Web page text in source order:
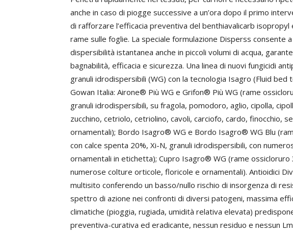
anche in caso di piogge successive a un’ora dopo il primo
di rafforzare l’efficacia preventiva del benthiavalicarb
rame sulle foglie. La speciale formulazione Disperss consente
dispersibilità istantanea anche in piccoli volumi di acqua,
bagnabilità, efficacia e sicurezza. Una linea di nuovi fungicidi
granuli idrodispersibili (WG) con la tecnologia Isagro (Fluid
Gowan Italia: Airone® Più WG e Grifon® Più WG (rame
granuli idrodispersibili, su fragola, pomodoro, aglio, cipolla,
zucchino, cetriolo, cetriolino, cavoli, carciofo, cardo, finocchio,
ornamentali); Bordo Isagro® WG e Bordo Isagro® WG Blu
con calce spenta 20%, Xi-N, granuli idrodispersibili, con
ornamentali in etichetta); Cupro Isagro® WG (rame
numerose colture orticole, floricole e ornamentali). Antioidici
multisito conferendo un basso/nullo rischio di insorgenza di
spettro di azione nei confronti di diversi patogeni, massima
climatiche (pioggia, rugiada, umidità relativa elevata)
preventiva-curativa ed eradicante, nessun residuo e nessun